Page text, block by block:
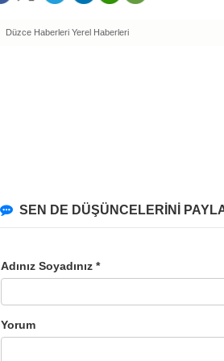
Düzce Haberleri Yerel Haberleri
SEN DE DÜŞÜNCELERİNİ
Adınız Soyadınız *
Yorum